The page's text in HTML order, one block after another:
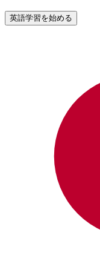
英語学習を始める